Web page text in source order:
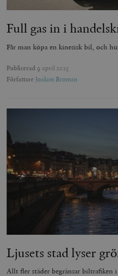
Full gas in i
Får man köpa en kinesisk bil, och
Publicerad 9 april 2025
Författare Joakim Broman
Ljusets stad lyser
Allt fler städer begränsar biltrafiken